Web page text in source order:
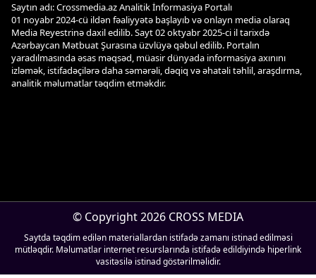
Saytın adı: Crossmedia.az Analitik İnformasiya Portalı
01 noyabr 2024-cü ildən fəaliyyətə başlayıb və onlayn media olaraq
Media Reyestrinə daxil edilib. Sayt 02 oktyabr 2025-ci il tarixdə
Azərbaycan Mətbuat Şurasına üzvlüyə qəbul edilib. Portalın
yaradılmasında əsas məqsəd, müasir dünyada informasiya axınını
izləmək, istifadəçilərə daha səmərəli, dəqiq və əhatəli təhlil, araşdırma,
analitik məlumatlar təqdim etməkdir.
© Copyright 2026 CROSS MEDIA
Saytda təqdim edilən materiallardan istifadə zamanı istinad edilməsi
mütləqdir. Məlumatlar internet resurslarında istifadə edildiyində hiperlink
vasitəsilə istinad göstərilməlidir.